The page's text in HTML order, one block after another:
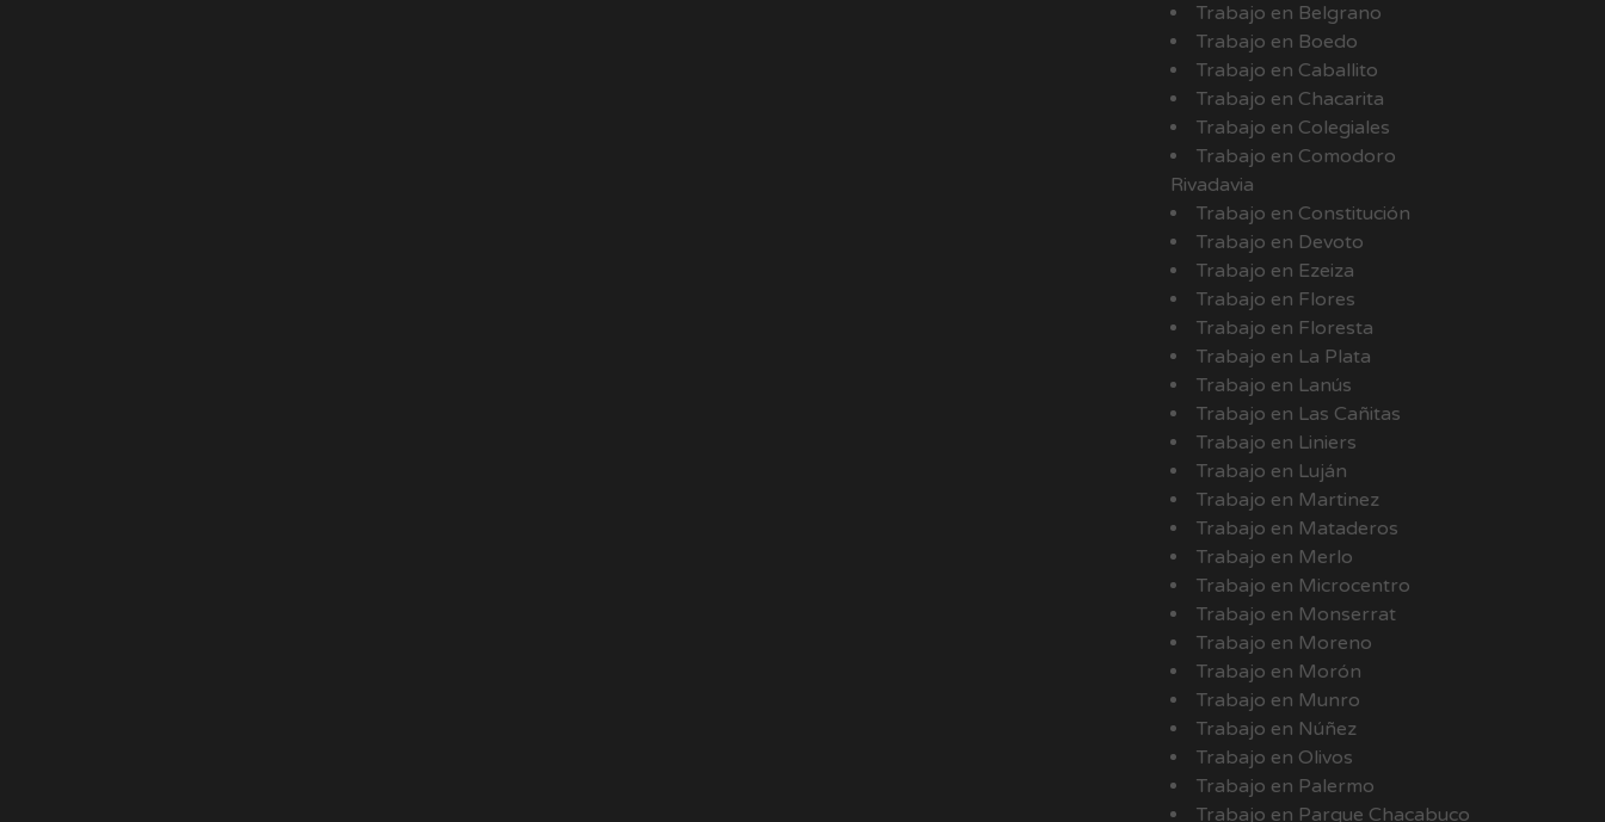
Trabajo en Belgrano
Trabajo en Boedo
Trabajo en Caballito
Trabajo en Chacarita
Trabajo en Colegiales
Trabajo en Comodoro
Rivadavia
Trabajo en Constitución
Trabajo en Devoto
Trabajo en Ezeiza
Trabajo en Flores
Trabajo en Floresta
Trabajo en La Plata
Trabajo en Lanús
Trabajo en Las Cañitas
Trabajo en Liniers
Trabajo en Luján
Trabajo en Martinez
Trabajo en Mataderos
Trabajo en Merlo
Trabajo en Microcentro
Trabajo en Monserrat
Trabajo en Moreno
Trabajo en Morón
Trabajo en Munro
Trabajo en Núñez
Trabajo en Olivos
Trabajo en Palermo
Trabajo en Parque Chacabuco